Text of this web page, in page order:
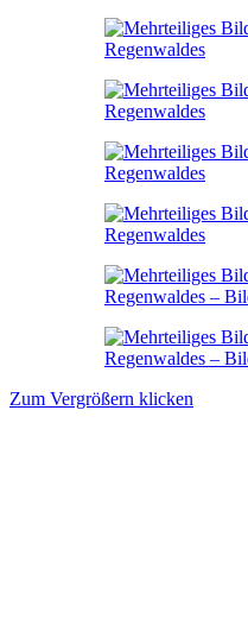
Zum Vergrößern klicken